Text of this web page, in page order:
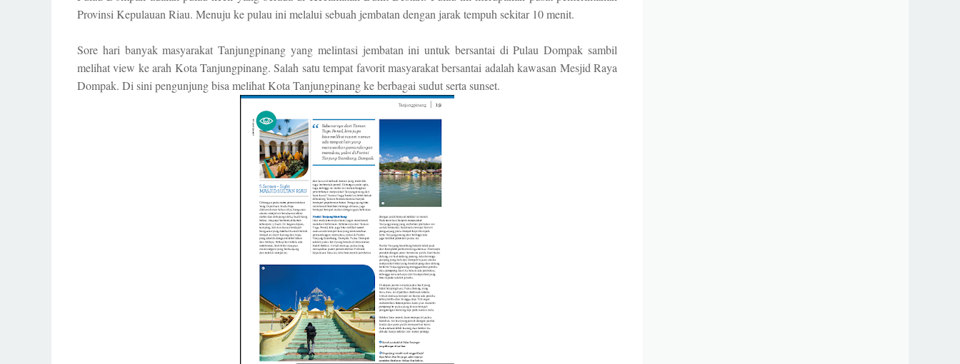
Provinsi Kepulauan Riau. Menuju ke pulau ini melalui sebuah jembatan dengan jarak tempuh sekitar 10 menit.
Sore hari banyak masyarakat Tanjungpinang yang melintasi jembatan ini untuk bersantai di Pulau Dompak sambil
melihat view ke arah Kota Tanjungpinang. Salah satu tempat favorit masyarakat bersantai adalah kawasan Mesjid Raya
Dompak. Di sini pengunjung bisa melihat Kota Tanjungpinang ke berbagai sudut serta sunset.